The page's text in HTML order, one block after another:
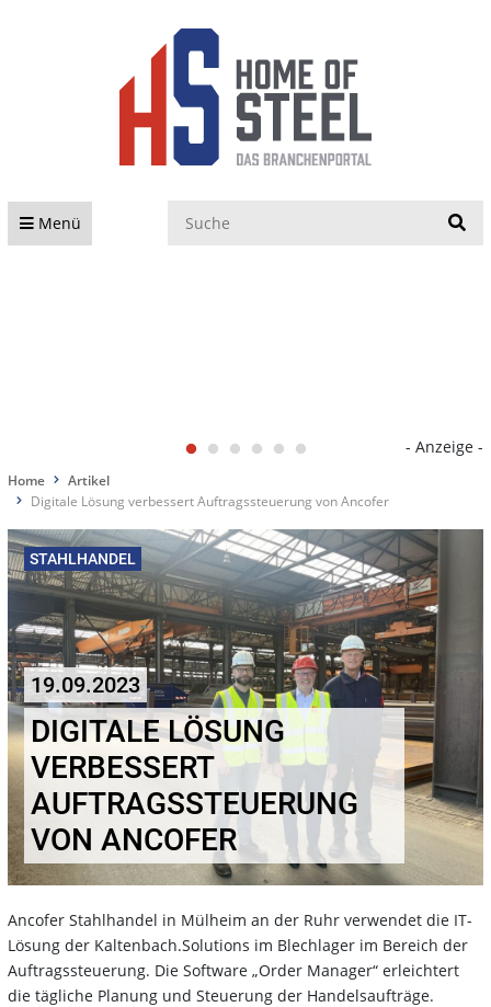
Menü
- Anzeige -
Home
Artikel
Digitale Lösung verbessert Auftragssteuerung von Ancofer
STAHLHANDEL
19.09.2023
DIGITALE LÖSUNG
VERBESSERT
AUFTRAGSSTEUERUNG
VON ANCOFER
Ancofer Stahlhandel in Mülheim an der Ruhr verwendet die IT-
Lösung der Kaltenbach.Solutions im Blechlager im Bereich der
Auftragssteuerung. Die Software „Order Manager“ erleichtert
die tägliche Planung und Steuerung der Handelsaufträge.